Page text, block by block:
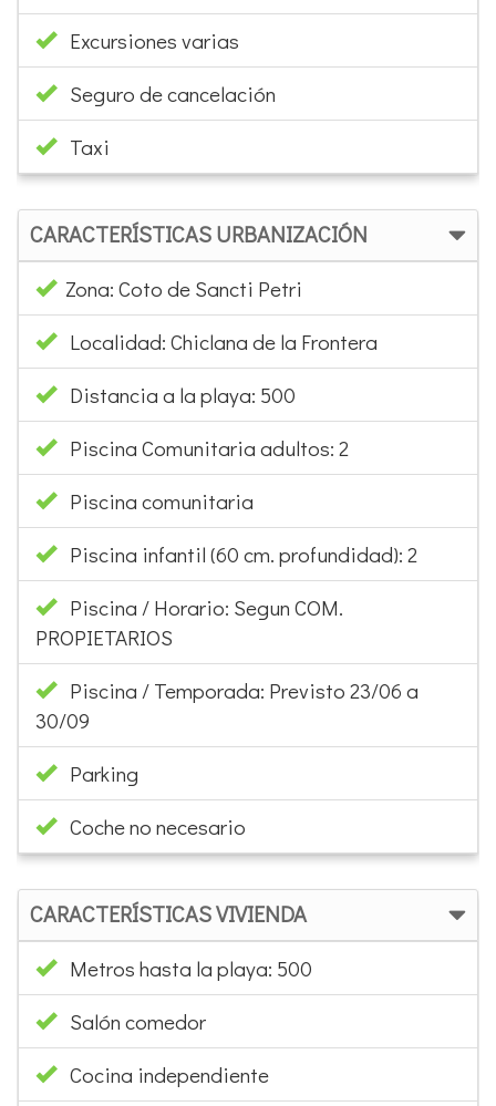
Excursiones varias
Seguro de cancelación
Taxi
CARACTERÍSTICAS URBANIZACIÓN
Zona: Coto de Sancti Petri
Localidad: Chiclana de la Frontera
Distancia a la playa: 500
Piscina Comunitaria adultos: 2
Piscina comunitaria
Piscina infantil (60 cm. profundidad): 2
Piscina / Horario: Segun COM.
PROPIETARIOS
Piscina / Temporada: Previsto 23/06 a
30/09
Parking
Coche no necesario
CARACTERÍSTICAS VIVIENDA
Metros hasta la playa: 500
Salón comedor
Cocina independiente